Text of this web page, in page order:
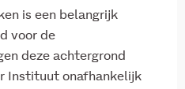
is een belangrijk
voor de
deze achtergrond
Instituut onafhankelijk